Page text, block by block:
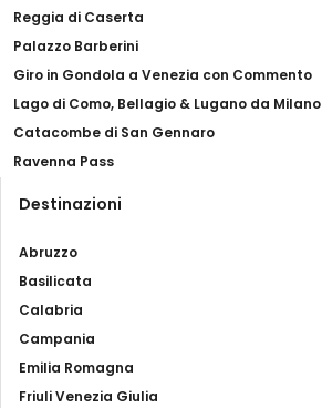
Reggia di Caserta
Palazzo Barberini
Giro in Gondola a Venezia con Commento
Lago di Como, Bellagio & Lugano da Milano
Catacombe di San Gennaro
Ravenna Pass
Destinazioni
Abruzzo
Basilicata
Calabria
Campania
Emilia Romagna
Friuli Venezia Giulia